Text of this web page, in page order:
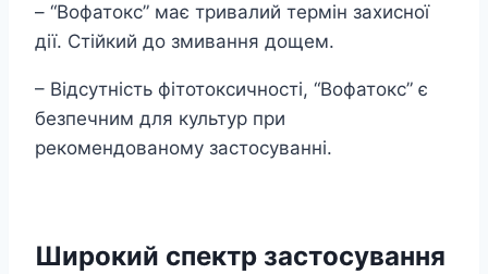
– “Вофатокс” має тривалий термін захисної
дії. Стійкий до змивання дощем.
– Відсутність фітотоксичності, “Вофатокс” є
безпечним для культур при
рекомендованому застосуванні.
Широкий спектр застосування